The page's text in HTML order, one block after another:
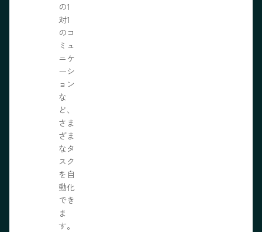
の1
対1
のコ
ミュ
ニケ
ーシ
ョン
な
ど、
さま
ざま
なタ
スク
を自
動化
でき
ま
す。